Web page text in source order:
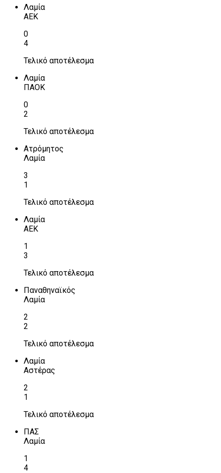
Λαμία
ΑΕΚ
0
4
Τελικό αποτέλεσμα
Λαμία
ΠΑΟΚ
0
2
Τελικό αποτέλεσμα
Ατρόμητος
Λαμία
3
1
Τελικό αποτέλεσμα
Λαμία
ΑΕΚ
1
3
Τελικό αποτέλεσμα
Παναθηναϊκός
Λαμία
2
2
Τελικό αποτέλεσμα
Λαμία
Αστέρας
2
1
Τελικό αποτέλεσμα
ΠΑΣ
Λαμία
1
4